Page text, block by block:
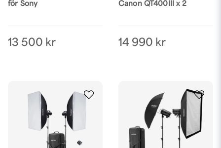
för Sony
13 500 kr
Canon QT400III x 2
14 990 kr